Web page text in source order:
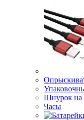
Шнурок на
Часы